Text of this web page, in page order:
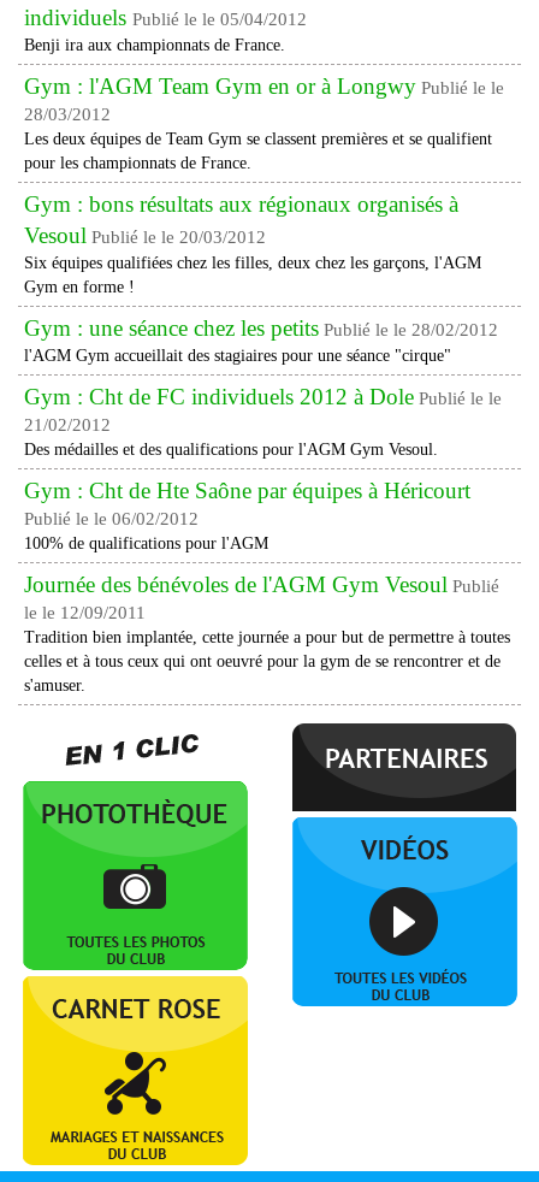
individuels Publié le le 05/04/2012
Benji ira aux championnats de France.
Gym : l'AGM Team Gym en or à Longwy Publié le le
28/03/2012
Les deux équipes de Team Gym se classent premières et se qualifient
pour les championnats de France.
Gym : bons résultats aux régionaux organisés à
Vesoul Publié le le 20/03/2012
Six équipes qualifiées chez les filles, deux chez les garçons, l'AGM
Gym en forme !
Gym : une séance chez les petits Publié le le 28/02/2012
l'AGM Gym accueillait des stagiaires pour une séance "cirque"
Gym : Cht de FC individuels 2012 à Dole Publié le le
21/02/2012
Des médailles et des qualifications pour l'AGM Gym Vesoul.
Gym : Cht de Hte Saône par équipes à Héricourt
Publié le le 06/02/2012
100% de qualifications pour l'AGM
Journée des bénévoles de l'AGM Gym Vesoul Publié
le le 12/09/2011
Tradition bien implantée, cette journée a pour but de permettre à toutes
celles et à tous ceux qui ont oeuvré pour la gym de se rencontrer et de
s'amuser.